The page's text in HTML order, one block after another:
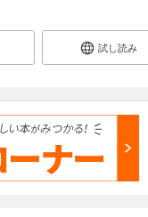
試し読み